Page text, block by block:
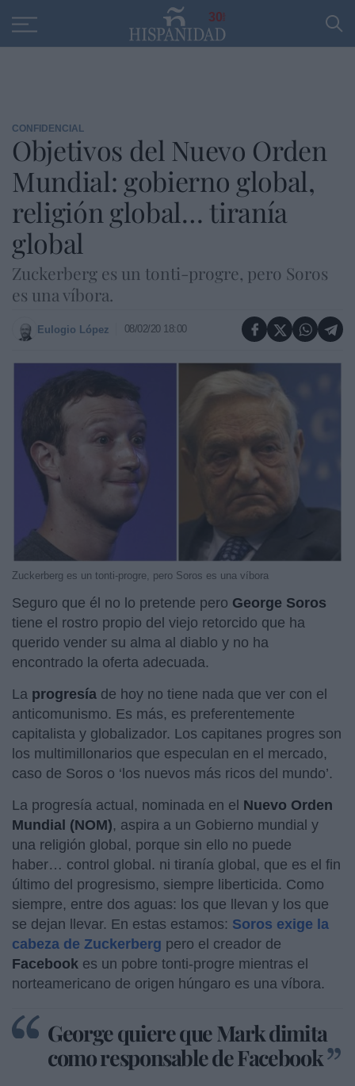
30
CONFIDENCIAL
Objetivos del Nuevo Orden
Mundial: gobierno global,
religión global… tiranía
global
Zuckerberg es un tonti-progre, pero Soros
es una víbora.
Eulogio López 08/02/20 18:00
Zuckerberg es un tonti-progre, pero Soros es una víbora
Seguro que él no lo pretende pero George Soros
tiene el rostro propio del viejo retorcido que ha
querido vender su alma al diablo y no ha
encontrado la oferta adecuada.
La progresía de hoy no tiene nada que ver con el
anticomunismo. Es más, es preferentemente
capitalista y globalizador. Los capitanes progres son
los multimillonarios que especulan en el mercado,
caso de Soros o ‘los nuevos más ricos del mundo’.
La progresía actual, nominada en el Nuevo Orden
Mundial (NOM), aspira a un Gobierno mundial y
una religión global, porque sin ello no puede
haber… control global. ni tiranía global, que es el fin
último del progresismo, siempre liberticida. Como
siempre, entre dos aguas: los que llevan y los que
se dejan llevar. En estas estamos: Soros exige la
cabeza de Zuckerberg pero el creador de
Facebook es un pobre tonti-progre mientras el
norteamericano de origen húngaro es una víbora.
George quiere que Mark dimita
como responsable de Facebook